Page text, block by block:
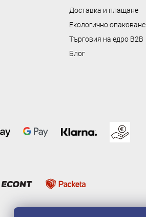
Доставка и плащане
Екологично опаковане
Търговия на едро B2B
Блог